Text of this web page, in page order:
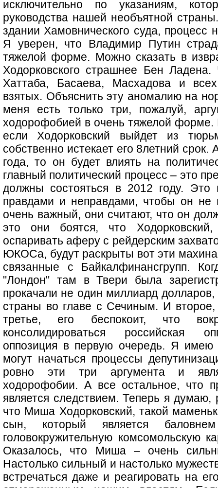
исключительно по указаниям,
руководства нашей необъятной
здании Хамовнического суда, процесс
Я уверен, что Владимир Путин
тяжелой форме. Можно сказать в
Ходорковского страшнее Бен
Хаттаба, Басаева, Масхадова и
взятых. Объяснить эту аномалию на
меня есть только три, пожалуй,
ходорофобией в очень тяжелой форме.
если Ходорковский выйдет из
собственно истекает его 8летний срок.
года, то он будет влиять на
главный политический процесс – это
должны состояться в 2012 году.
правдами и неправдами, чтобы он не
очень важный, они считают, что он
это они боятся, что
оспаривать аферу с рейдерским
ЮКОСа, будут раскрыты вот эти
связанные с Байкалфинансгрупп.
"Лондон" там в Твери была
прокачали не один миллиард
страны во главе с Сечиным. И второе,
третье, его беспокоит, что
консолидироваться российская
оппозиция в первую очередь. Я имею
могут начаться процессы
ровно эти три аргумента и
ходорофобии. А все остальное, что
является следствием. Теперь я
что Миша Ходорковский, такой
сын, который является
головокружительную комсомольскую
Оказалось, что Миша – очень
Настолько сильный и настолько
встречаться даже и реагировать на